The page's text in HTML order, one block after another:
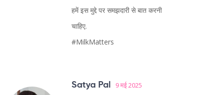
हमें इस मुद्दे पर समझदारी से बात करनी
चाहिए.
#MilkMatters
Satya Pal 9 मई 2025